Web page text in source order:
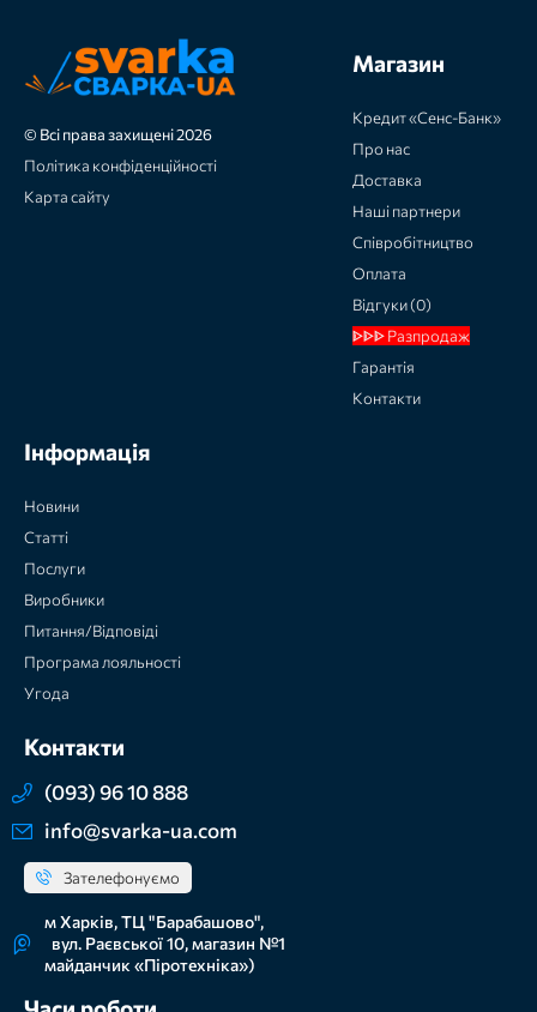
© Всі права захищені 2026
Політика конфіденційності
Карта сайту
Магазин
Кредит «Сенс-Банк»
Про нас
Доставка
Наші партнери
Співробітництво
Оплата
Відгуки (0)
ᐈᐈᐈ Разпродаж
Гарантія
Контакти
Інформація
Новини
Статті
Послуги
Виробники
Питання/Відповіді
Програма лояльності
Угода
Контакти
(093) 96 10 888
info@svarka-ua.com
Зателефонуємо
м Харків, ТЦ "Барабашово",
вул. Раєвської 10, магазин №1
майданчик «Піротехніка»)